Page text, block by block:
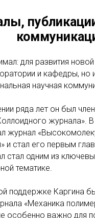
для развития
и кафедры, но
научная
ряда лет он был
журнала».
журнал
и стал его первым
стал одним из
тематике.
поддержке Каргина
«Механика
особенно важно для